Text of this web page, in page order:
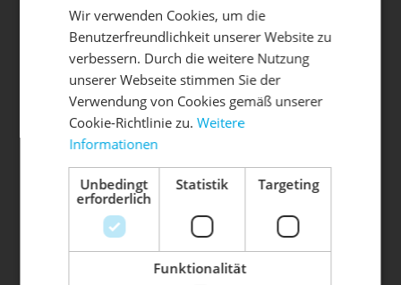
ROCKY MOUNTAIN
ALTITUDE C FRAMESET 2024
X
DIE SONNE LACHT, DEIN
RAD ERWACHT
Mach dein Bike frühlingsfit - gönn
ihm den Service, den es verdient!
Dein Bike braucht Service, Wartung
oder ein Update?
Buche dir jetzt deinen Termin.
Wir verwenden Cookies, um die
Benutzerfreundlichkeit unserer Website zu
verbessern. Durch die weitere Nutzung
unserer Webseite stimmen Sie der
Verwendung von Cookies gemäß unserer
Cookie-Richtlinie zu.Weitere
Informationen
Unbedingt
erforderlich
Statistik Targeting
Funktionalität